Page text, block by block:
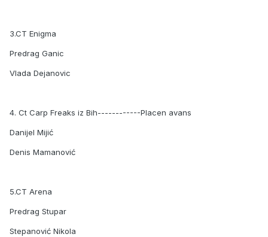
3.CT Enigma
Predrag Ganic
Vlada Dejanovic
4. Ct Carp Freaks iz Bih------------Placen avans
Danijel Mijić
Denis Mamanović
5.CT Arena
Predrag Stupar
Stepanović Nikola